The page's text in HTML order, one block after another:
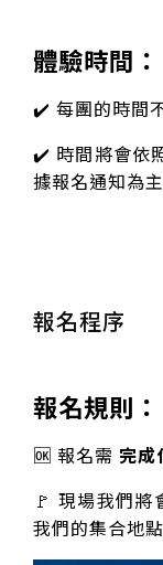
體驗時間：
✔️ 每團的時間
✔️ 時間將會依
據報名通知為主
報名程序
報名規則：
🆗 報名需 完成
🚩 現場我們
我們的集合地點